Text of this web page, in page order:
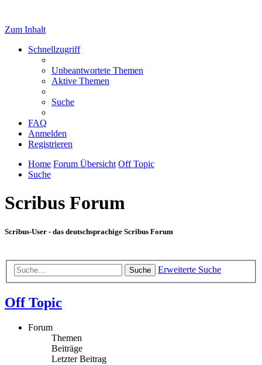
Zum Inhalt
Schnellzugriff
Unbeantwortete Themen
Aktive Themen
Suche
FAQ
Anmelden
Registrieren
Home Forum Übersicht Off Topic
Suche
Scribus Forum
Scribus-User - das deutschsprachige Scribus Forum
Suche Erweiterte Suche
Off Topic
Forum
Themen
Beiträge
Letzter Beitrag